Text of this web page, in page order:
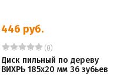
446 руб.
(0)
Диск пильный по дереву
ВИХРЬ 185х20 мм 36 зубьев